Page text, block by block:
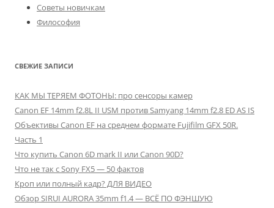
Советы новичкам
Философия
СВЕЖИЕ ЗАПИСИ
КАК МЫ ТЕРЯЕМ ФОТОНЫ: про сенсоры камер
Canon EF 14mm f2.8L II USM против Samyang 14mm f2.8 ED AS IS
Объективы Canon EF на среднем формате Fujifilm GFX 50R.
Часть 1
Что купить Canon 6D mark II или Canon 90D?
Что не так с Sony FX5 — 50 фактов
Кроп или полный кадр? ДЛЯ ВИДЕО
Обзор SIRUI AURORA 35mm f1.4 — ВСЁ ПО ФЭНШУЮ